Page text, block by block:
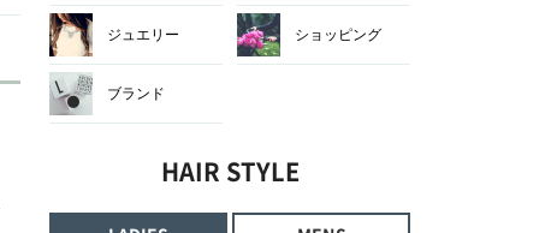
ジュエリー ショッピング
ブランド
HAIR STYLE